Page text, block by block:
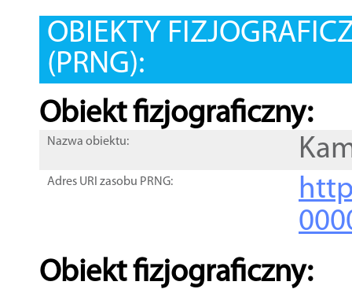
OBIEKTY
(PRNG):
Obiekt fizjograficzny:
Nazwa obiektu:
Adres URI zasobu PRNG:
Obiekt fizjograficzny: